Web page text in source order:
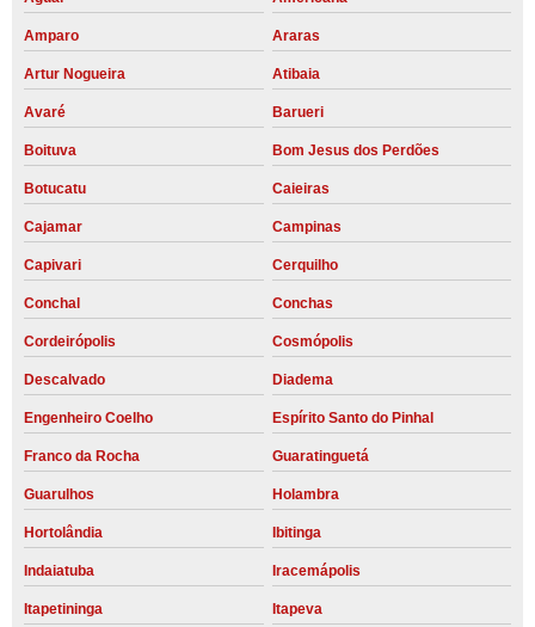
Amparo Araras
Artur Nogueira Atibaia
Avaré Barueri
Boituva Bom Jesus dos Perdões
Botucatu Caieiras
Cajamar Campinas
Capivari Cerquilho
Conchal Conchas
Cordeirópolis Cosmópolis
Descalvado Diadema
Engenheiro Coelho Espírito Santo do Pinhal
Franco da Rocha Guaratinguetá
Guarulhos Holambra
Hortolândia Ibitinga
Indaiatuba Iracemápolis
Itapetininga Itapeva